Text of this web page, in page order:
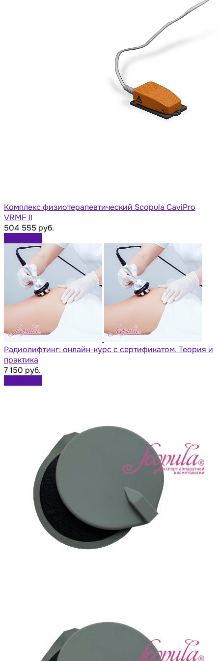
Комплекс физиотерапевтический Scopula CaviPro
VRMF II
504 555 руб.
Радиолифтинг: онлайн-курс с сертификатом. Теория и
практика
7 150 руб.